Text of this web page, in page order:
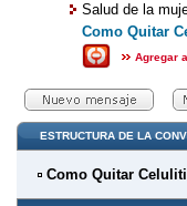
Salud de la
Como Quitar
Agregar
ESTRUCTURA DE LA
Como Quitar